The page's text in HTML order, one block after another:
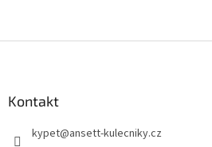
Kontakt
kypet@ansett-kulecniky.cz